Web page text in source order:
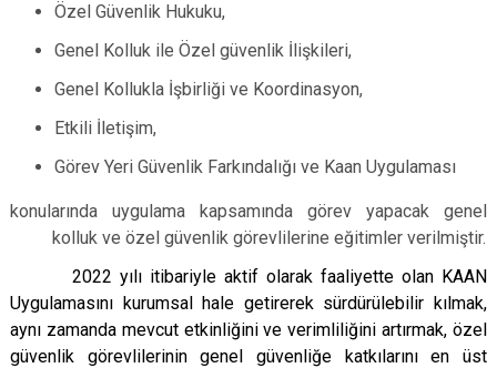
Özel Güvenlik Hukuku,
Genel Kolluk ile Özel güvenlik İlişkileri,
Genel Kollukla İşbirliği ve Koordinasyon,
Etkili İletişim,
Görev Yeri Güvenlik Farkındalığı ve Kaan Uygulaması
konularında uygulama kapsamında görev yapacak genel
kolluk ve özel güvenlik görevlilerine eğitimler verilmiştir.
2022 yılı itibariyle aktif olarak faaliyette olan KAAN
Uygulamasını kurumsal hale getirerek sürdürülebilir kılmak,
aynı zamanda mevcut etkinliğini ve verimliliğini artırmak, özel
güvenlik görevlilerinin genel güvenliğe katkılarını en üst